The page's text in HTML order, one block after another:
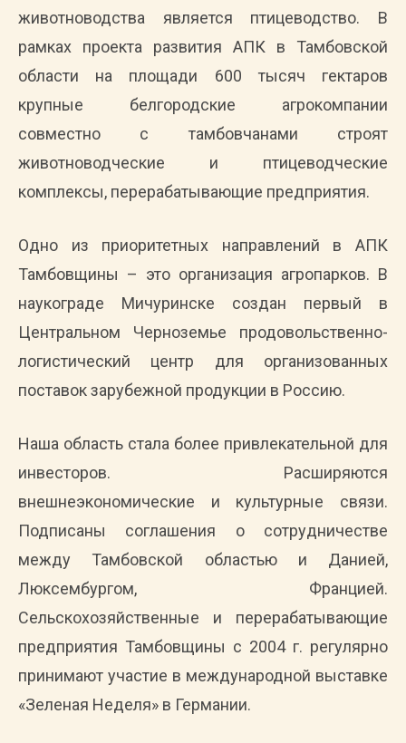
животноводства является птицеводство. В
рамках проекта развития АПК в Тамбовской
области на площади 600 тысяч гектаров
крупные белгородские агрокомпании
совместно с тамбовчанами строят
животноводческие и птицеводческие
комплексы, перерабатывающие предприятия.
Одно из приоритетных направлений в АПК
Тамбовщины – это организация агропарков. В
наукограде Мичуринске создан первый в
Центральном Черноземье продовольственно-
логистический центр для организованных
поставок зарубежной продукции в Россию.
Наша область стала более привлекательной для
инвесторов. Расширяются
внешнеэкономические и культурные связи.
Подписаны соглашения о сотрудничестве
между Тамбовской областью и Данией,
Люксембургом, Францией.
Сельскохозяйственные и перерабатывающие
предприятия Тамбовщины с 2004 г. регулярно
принимают участие в международной выставке
«Зеленая Неделя» в Германии.